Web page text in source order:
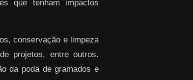
que tenham impactos
conservação e limpeza
projetos, entre outros.
da poda de gramados e